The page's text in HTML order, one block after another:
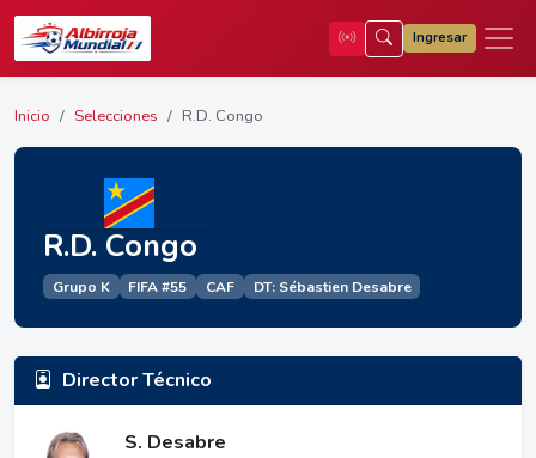
Ingresar
Inicio Selecciones R.D. Congo
R.D. Congo
Grupo K FIFA #55 CAF DT: Sébastien Desabre
Director Técnico
S. Desabre